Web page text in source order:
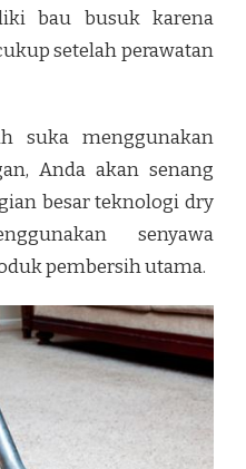
bau busuk karena
setelah perawatan
suka menggunakan
Anda akan senang
besar teknologi dry
senyawa
pembersih utama.